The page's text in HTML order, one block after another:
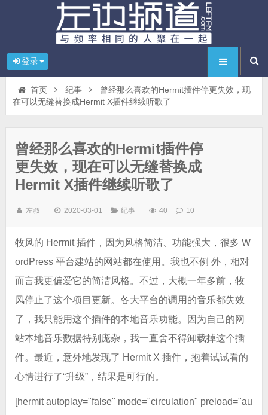
登录
首页 纪事
曾经那么喜欢的Hermit插件停更失效，现
在可以无缝替换成Hermit X插件继续听歌了
曾经那么喜欢的Hermit插件停
更失效，现在可以无缝替换成
Hermit X插件继续听歌了
左叔 2020-03-01 纪事 40 10
牧风的 Hermit 插件，因为风格简洁、功能强大，很多 W
ordPress 平台建站的网站都在使用。我也不例 外，相对
而言我更偏爱它的简洁风格。不过，大概一年多前，牧
风停止了这个项目更新。各大平台的调用的音乐都失效
了，我只能用这个插件的本地音乐功能。因为自己的网
站本地音乐数据特别庞杂，我一直舍不得卸载掉这个插
件。最近，意外地发现了 Hermit X 插件，抱着试试看的
心情进行了“升级”，结果是可行的。
[hermit autoplay="false" mode="circulation" preload="au